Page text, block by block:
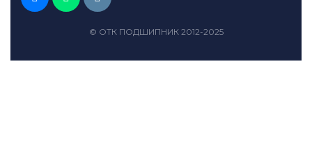
© ОТК ПОДШИПНИК 2012-2025